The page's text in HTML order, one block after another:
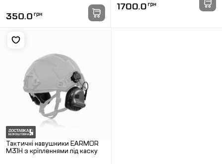
350.0 грн
1700.0 грн
Тактичні навушники EARMOR
M31H з кріпленнями під каску